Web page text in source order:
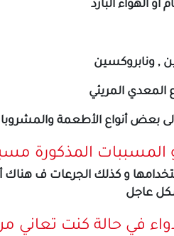
الهواء البارد
, ونابروكسين
المعدي المريئي
بعض أنواع الأطعمة
المسببات المذكورة
و كذلك الجرعات ف
عاجل
في حالة كنت تعاني